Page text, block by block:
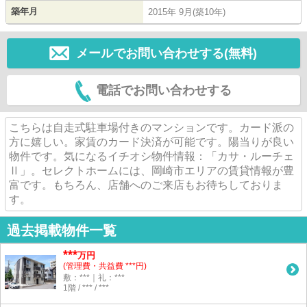
築年月 2015年 9月(築10年)
メールでお問い合わせする(無料)
電話でお問い合わせする
こちらは自走式駐車場付きのマンションです。カード派の
方に嬉しい。家賃のカード決済が可能です。陽当りが良い
物件です。気になるイチオシ物件情報：「カサ・ルーチェ
Ⅱ」。セレクトホームには、岡崎市エリアの賃貸情報が豊
富です。もちろん、店舗へのご来店もお待ちしておりま
す。
過去掲載物件一覧
***万円
(管理費・共益費 ***円)
敷：***｜礼：***
1階 / *** / ***